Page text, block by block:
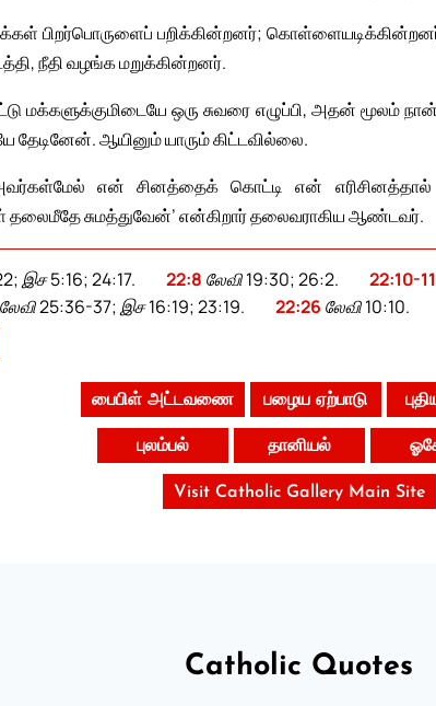
பிறர்பொருளைப் பறிக்கின்றனர்;
நீதி வழங்க மறுக்கின்றனர்.
மக்களுக்குமிடையே ஒரு சுவரை எழுப்பி, அதன் மூலம்
ஆயினும் யாரும் கிட்டவில்லை.
என் சினத்தைக் கொட்டி என்
சுமத்துவேன்’ என்கிறார் தலைவராகிய ஆண்டவர்.
இச 5:16; 24:17. 22:8 லேவி 19:30; 26:2. 22:10-11
25:36-37; இச 16:19; 23:19. 22:26 லேவி 10:10.
பைபிள் அட்டவணை பழைய ஏற்பாடு
புலம்பல் தானியல்
Visit Catholic Gallery Main Site
Catholic Quotes